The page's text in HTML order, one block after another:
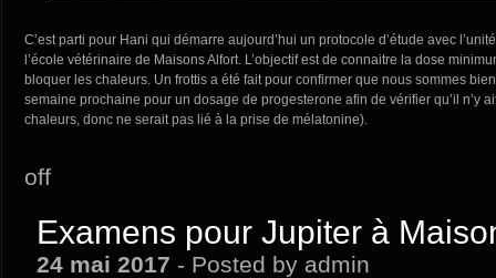
C’est parti pour Hani qui démarre aujourd’hui un protocole d’étude avec
l’école vétérinaire de Maisons Alfort. L’objectif est de connaitre la dose
bloquer les chaleurs. Un frottis a été fait pour confirmer que nous sommes
semaine prochaine pour un dosage de progesterone afin de vérifier qu’il n’y
chaleurs, donc ne serait pas lié à la prise de mélatonine).
off
Examens pour Jupiter à
24 mai 2017 - Posted by admin